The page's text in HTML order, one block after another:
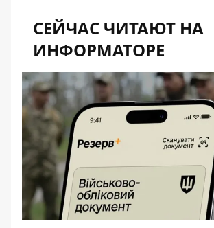
СЕЙЧАС ЧИТАЮТ НА
ИНФОРМАТОРЕ